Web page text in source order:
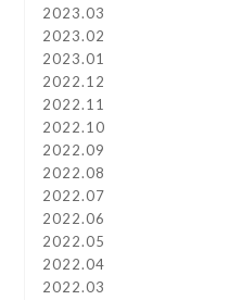
2023.03
2023.02
2023.01
2022.12
2022.11
2022.10
2022.09
2022.08
2022.07
2022.06
2022.05
2022.04
2022.03